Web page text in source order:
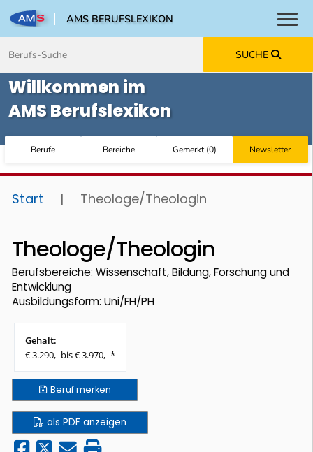
AMS BERUFSLEXIKON
SUCHE
Willkommen im
AMS Berufslexikon
Berufe Bereiche Gemerkt(0) Newsletter
Start | Theologe/Theologin
Theologe/Theologin
Berufsbereiche: Wissenschaft, Bildung, Forschung und
Entwicklung
Ausbildungsform: Uni/FH/PH
Gehalt:
€ 3.290,- bis € 3.970,- *
Berufmerken
als PDF anzeigen